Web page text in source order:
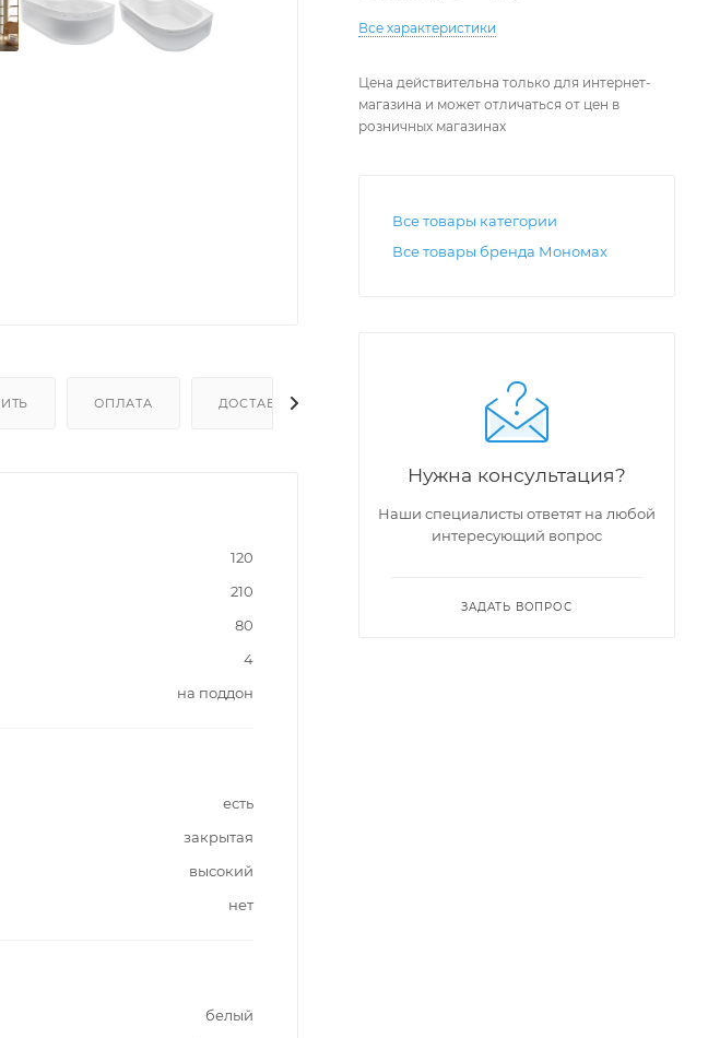
ОПЛАТА ДОСТАВКА
120
210
80
4
на поддон
есть
закрытая
высокий
нет
белый
Все характеристики
Цена действительна только для интернет-
магазина и может отличаться от цен в
розничных магазинах
Все товары категории
Все товары бренда Мономах
Нужна консультация?
Наши специалисты ответят на любой
интересующий вопрос
ЗАДАТЬ ВОПРОС